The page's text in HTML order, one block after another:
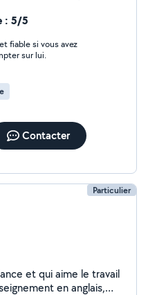
financer mes études
pour moi un
source de motivation.
et
beaucoup
et à la confiance que
mon sérieux à travers
Paul
: 5/5
fiable si vous avez
compter sur lui.
Contacter
Particulier
et qui aime le travail
en anglais,